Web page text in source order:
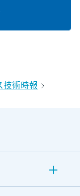
技術時報